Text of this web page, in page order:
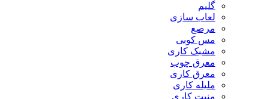
لعاب سازی
مرصع
مس کوبی
مشبک کاری
معرق چوب
معرق کاری
مليله کاری
منبت کاری